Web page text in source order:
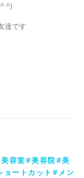
^)
達です
容室#美容院#美
ートカット#メン